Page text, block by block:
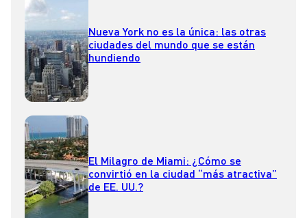
Nueva York no es la única: las otras
ciudades del mundo que se están
hundiendo
El Milagro de Miami: ¿Cómo se
convirtió en la ciudad “más atractiva”
de EE. UU.?